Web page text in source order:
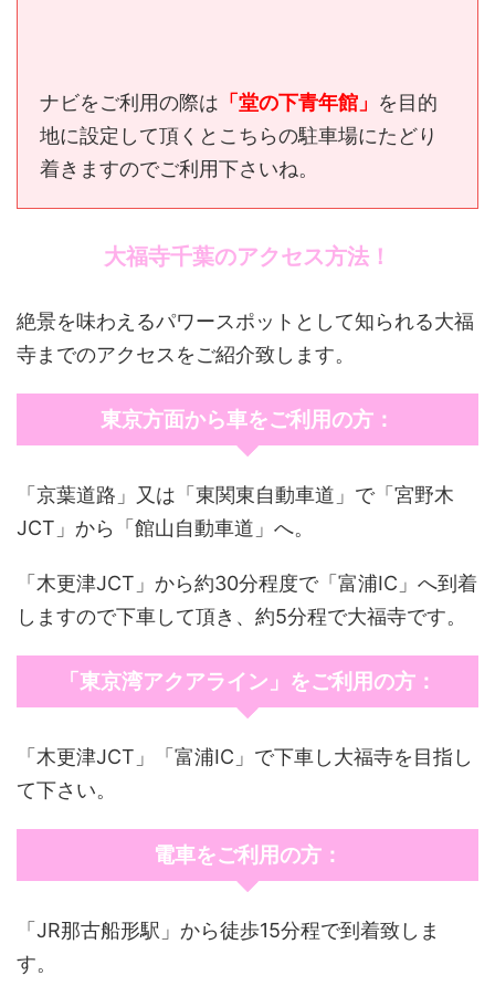
ナビをご利用の際は 「堂の下青年館」 を目的
地に設定して頂くとこちらの駐車場にたどり
着きますのでご利用下さいね。
大福寺千葉のアクセス方法！
絶景を味わえるパワースポットとして知られる大福
寺までのアクセスをご紹介致します。
東京方面から車をご利用の方：
「京葉道路」又は「東関東自動車道」で「宮野木
JCT」から「館山自動車道」へ。
「木更津JCT」から約30分程度で「富浦IC」へ到着
しますので下車して頂き、約5分程で大福寺です。
「東京湾アクアライン」をご利用の方：
「木更津JCT」「富浦IC」で下車し大福寺を目指し
て下さい。
電車をご利用の方：
「JR那古船形駅」から徒歩15分程で到着致しま
す。